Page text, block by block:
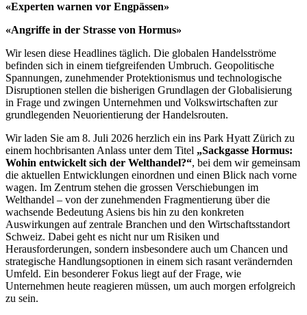
«Experten warnen vor Engpässen»
«Angriffe in der Strasse von Hormus»
Wir lesen diese Headlines täglich. Die globalen Handelsströme
befinden sich in einem tiefgreifenden Umbruch. Geopolitische
Spannungen, zunehmender Protektionismus und technologische
Disruptionen stellen die bisherigen Grundlagen der Globalisierung
in Frage und zwingen Unternehmen und Volkswirtschaften zur
grundlegenden Neuorientierung der Handelsrouten.
Wir laden Sie am 8. Juli 2026 herzlich ein ins Park Hyatt Zürich zu
einem hochbrisanten Anlass unter dem Titel „Sackgasse Hormus:
Wohin entwickelt sich der Welthandel?“, bei dem wir gemeinsam
die aktuellen Entwicklungen einordnen und einen Blick nach vorne
wagen. Im Zentrum stehen die grossen Verschiebungen im
Welthandel – von der zunehmenden Fragmentierung über die
wachsende Bedeutung Asiens bis hin zu den konkreten
Auswirkungen auf zentrale Branchen und den Wirtschaftsstandort
Schweiz. Dabei geht es nicht nur um Risiken und
Herausforderungen, sondern insbesondere auch um Chancen und
strategische Handlungsoptionen in einem sich rasant verändernden
Umfeld. Ein besonderer Fokus liegt auf der Frage, wie
Unternehmen heute reagieren müssen, um auch morgen erfolgreich
zu sein.